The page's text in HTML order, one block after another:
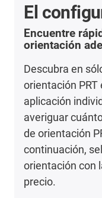
El
Encuentre
orientación
Descubra en
orientación PRT
aplicación
averiguar
de orientación
continuación,
orientación con
precio.